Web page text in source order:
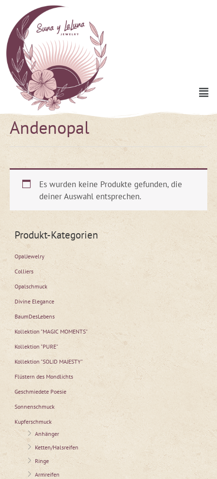
Inhalt
springen
Andenopal
Es wurden keine Produkte gefunden, die
deiner Auswahl entsprechen.
Produkt-Kategorien
OpalJewelry
Colliers
Opalschmuck
Divine Elegance
BaumDesLebens
Kollektion "MAGIC MOMENTS"
Kollektion "PURE"
Kollektion "SOLID MAJESTY"
Flüstern des Mondlichts
Geschmiedete Poesie
Sonnenschmuck
Kupferschmuck
Anhänger
Ketten/Halsreifen
Ringe
Armreifen